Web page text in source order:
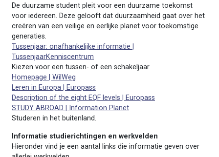
De duurzame student pleit voor een duurzame toekomst
voor iedereen. Deze gelooft dat duurzaamheid gaat over het
creëren van een veilige en eerlijke planet voor toekomstige
generaties.
Tussenjaar: onafhankelijke informatie |
TussenjaarKenniscentrum
Kiezen voor een tussen- of een schakeljaar.
Homepage | WilWeg
Leren in Europa | Europass
Description of the eight EQF levels | Europass
STUDY ABROAD | Information Planet
Studeren in het buitenland.
Informatie studierichtingen en werkvelden
Hieronder vind je een aantal links die informatie geven over